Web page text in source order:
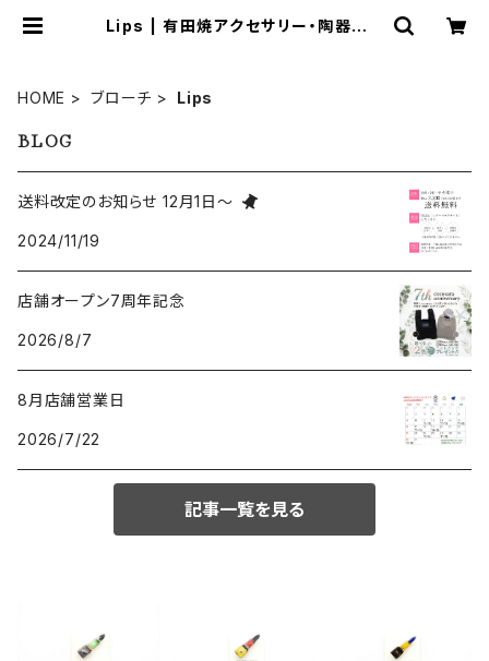
Lips | 有田焼アクセサリー・陶器アク
HOME
ブローチ Lips
BLOG
送料改定のお知らせ 12月1日～
2024/11/19
店舗オープン7周年記念
2026/8/7
8月店舗営業日
2026/7/22
記事一覧を見る